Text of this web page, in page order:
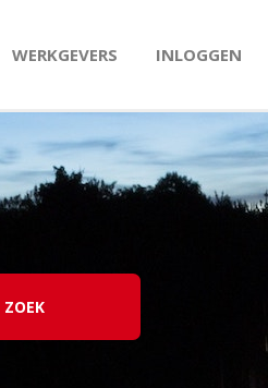
WERKGEVERS INLOGGEN